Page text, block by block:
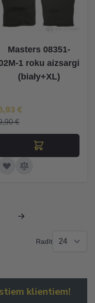
Masters 08351-
1 roku aizsargi
(biały+XL)
Cena
€
€
Radīt
klientiem!